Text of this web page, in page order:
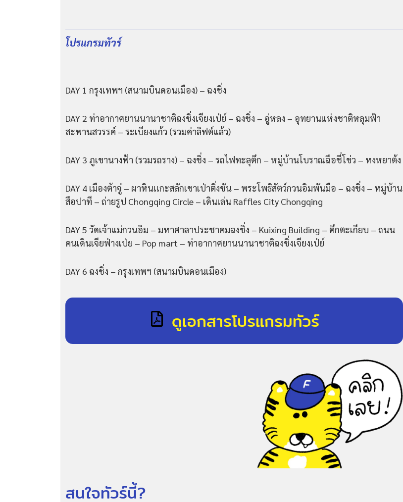
โปรแกรมทัวร์
DAY 1 กรุงเทพฯ (สนามบินดอนเมือง) – ฉงชิ่ง
DAY 2 ท่าอากาศยานนานาชาติฉงชิ่งเจียงเป่ย์ – ฉงชิ่ง – อู่หลง – อุทยานแห่งชาติหลุมฟ้า
สะพานสวรรค์ – ระเบียงแก้ว (รวมค่าลิฟต์แล้ว)
DAY 3 ภูเขานางฟ้า (รวมรถราง) – ฉงชิ่ง – รถไฟทะลุตึก – หมู่บ้านโบราณฉือชี่โข่ว – หงหยาต้ง
DAY 4 เมืองต้าจู๋ – ผาหินเเกะสลักเขาเป่าติ่งชัน – พระโพธิสัตว์กวนอิมพันมือ – ฉงชิ่ง – หมู่บ้าน
สือปาที – ถ่ายรูป Chongqing Circle – เดินเล่น Raffles City Chongqing
DAY 5 วัดเจ้าแม่กวนอิม – มหาศาลาประชาคมฉงชิ่ง – Kuixing Building – ตึกตะเกียบ – ถนน
คนเดินเจียฟ่างเป่ย – Pop mart – ท่าอากาศยานนานาชาติฉงชิ่งเจียงเป่ย์
DAY 6 ฉงชิ่ง – กรุงเทพฯ (สนามบินดอนเมือง)
ดูเอกสารโปรแกรมทัวร์
สนใจทัวร์นี้?